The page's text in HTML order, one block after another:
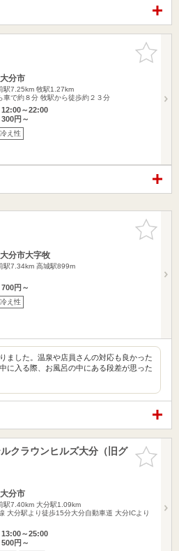
お気に入
りに追加
分市
駅7.25km 牧駅1.27km
車で約８分 牧駅から徒歩約２３分
～22:00
円～
冷え性
お気に入
りに追加
分市大字牧
駅7.34km 高城駅899m
円～
冷え性
ました。温泉や店員さんの対応も良かった
に入る際、お風呂の中にある段差が思った
お気に入
りに追加
ラウンヒルズ大分（旧グ
分市
駅7.40km 大分駅1.09km
大分駅より徒歩15分大分自動車道 大分ICより
～25:00
円～